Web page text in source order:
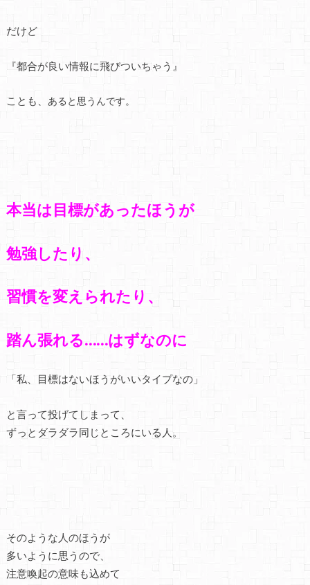
だけど
『都合が良い情報に飛びついちゃう』
ことも、 あると思うんです。
本当は目標があったほうが
勉強したり、
習慣を変えられたり、
踏ん張れる……はずなのに
「私、目標はないほうがいいタイプなの」
と言って投げてしまって、
ずっとダラダラ同じところにいる人。
そのような人のほうが
多いように思うので、
注意喚起の意味も込めて